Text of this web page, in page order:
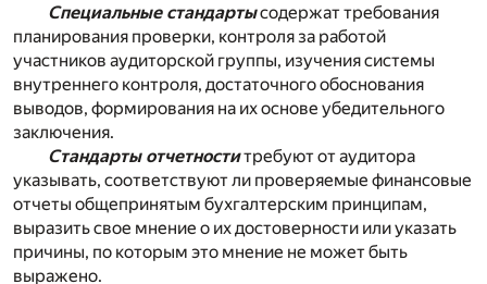
Специальные стандартысодержат требования
планирования проверки, контроля за работой
участников аудиторской группы, изучения системы
внутреннего контроля, достаточного обоснования
выводов, формирования на их основе убедительного
заключения.
Стандарты отчетноститребуют от аудитора
указывать, соответствуют ли проверяемые финансовые
отчеты общепринятым бухгалтерским принципам,
выразить свое мнение о их достоверности или указать
причины, по которым это мнение не может быть
выражено.